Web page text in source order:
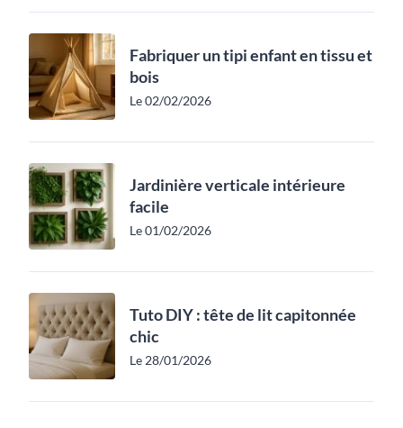
Fabriquer un tipi enfant en tissu et
bois
Le 02/02/2026
Jardinière verticale intérieure
facile
Le 01/02/2026
Tuto DIY : tête de lit capitonnée
chic
Le 28/01/2026